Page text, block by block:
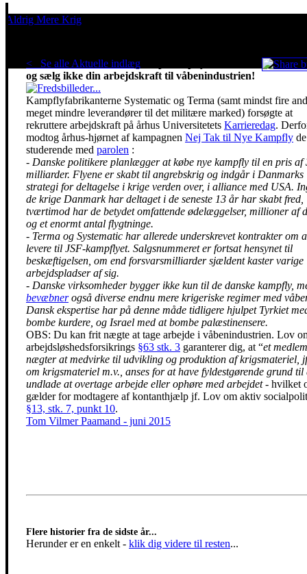
Aldrig Mere Krig
< Se alle Aktuelle indlæg
og sælg ikke din arbejdskraft til våbenindustrien!
Kampflyfabrikanterne Systematic og Terma (samt mindst fire
meget mindre leverandører til det militære marked) forsøgte at
rekruttere arbejdskraft på århus Universitetets Karrieredag.
modtog århus-hjørnet af kampagnen Nej Tak til Nye Kampfly de
studerende med parolen :
- Danske politikere planlægger at købe nye kampfly til en pris af
milliarder. Flyene er skabt til angrebskrig og indgår i Danmarks
strategi for deltagelse i krige verden over, i alliance med USA.
de krige Danmark har deltaget i de seneste 13 år har skabt fred,
tværtimod har de betydet omfattende ødelæggelser, millioner af
og et enormt antal flygtninge.
- Terma og Systematic har allerede underskrevet kontrakter om
levere til JSF-kampflyet. Salgsnummeret er fortsat hensynet til
beskæftigelsen, om end forsvarsmilliarder sjældent kaster varige
arbejdspladser af sig.
- Danske virksomheder bygger ikke kun til de danske kampfly,
bevæbnerogså diverse endnu mere krigeriske regimer med
Dansk ekspertise har på denne måde tidligere hjulpet Tyrkiet
bombe kurdere, og Israel med at bombe palæstinensere.
OBS: Du kan frit nægte at tage arbejde i våbenindustrien. Lov
arbejdsløshedsforsikrings §63 stk. 3 garanterer dig, at “et
nægter at medvirke til udvikling og produktion af krigsmateriel,
om krigsmateriel m.v., anses for at have fyldestgørende grund til
undlade at overtage arbejde eller ophøre med arbejdet- hvilket
gælder for modtagere af kontanthjælp jf. Lov om aktiv
§13, stk. 7, punkt 10.
Tom Vilmer Paamand - juni 2015
Flere historier fra de sidste år...
Herunder er en enkelt - klik dig videre til resten...